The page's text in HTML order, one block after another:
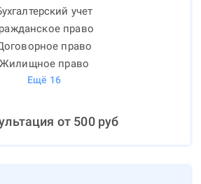
учет
право
право
Жилищное право
Ещё 16
от 500руб